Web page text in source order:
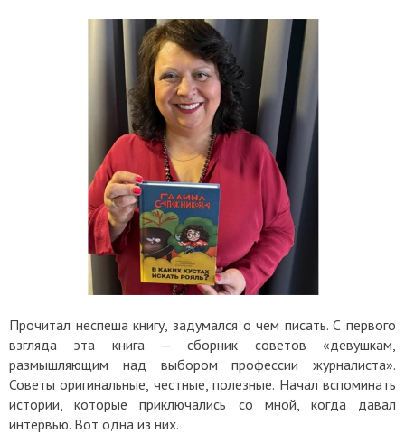
Прочитал неспеша книгу, задумался о чем писать. С первого
взгляда эта книга — сборник советов «девушкам,
размышляющим над выбором профессии журналиста».
Советы оригинальные, честные, полезные. Начал вспоминать
истории, которые приключались со мной, когда давал
интервью. Вот одна из них.